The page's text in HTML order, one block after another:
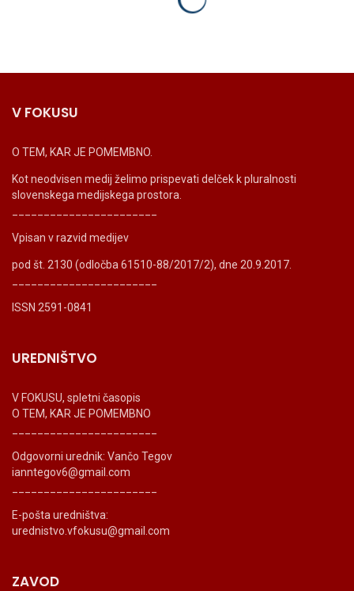
V FOKUSU
O TEM, KAR JE POMEMBNO.
Kot neodvisen medij želimo prispevati delček k pluralnosti
slovenskega medijskega prostora.
Vpisan v razvid medijev
pod št. 2130 (odločba 61510-88/2017/2), dne 20.9.2017.
ISSN 2591-0841
UREDNIŠTVO
V FOKUSU, spletni časopis
O TEM, KAR JE POMEMBNO
Odgovorni urednik: Vančo Tegov
ianntegov6@gmail.com
E-pošta uredništva:
urednistvo.vfokusu@gmail.com
ZAVOD